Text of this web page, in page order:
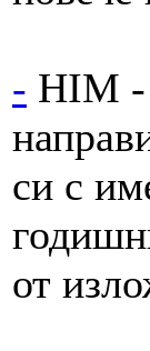
- HIM -
си с
от